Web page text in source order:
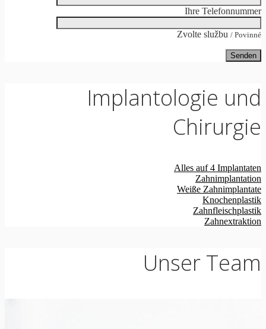
Ihre Telefonnummer
Zvolte službu / Povinné
Implantologie und
Chirurgie
Alles auf 4 Implantaten
Zahnimplantation
Weiße Zahnimplantate
Knochenplastik
Zahnfleischplastik
Zahnextraktion
Unser Team